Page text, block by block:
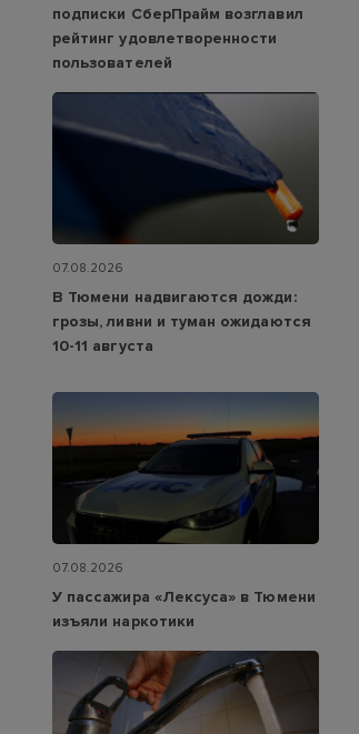
подписки СберПрайм возглавил
рейтинг удовлетворенности
пользователей
07.08.2026
В Тюмени надвигаются дожди:
грозы, ливни и туман ожидаются
10-11 августа
07.08.2026
У пассажира «Лексуса» в Тюмени
изъяли наркотики